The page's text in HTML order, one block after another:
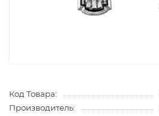
Код Товара:
Производитель: